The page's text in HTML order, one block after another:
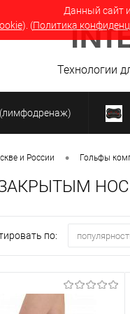
Данный сайт
). (Политика
Технологии
и России • Гольфы
по: